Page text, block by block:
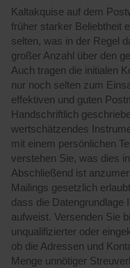
Kaltakquise auf dem
früher starker Beliebtheit
selten, was in der Regel
großer Anzahl über den
Auch tragen die initialen
nur noch selten zum
effektiven und guten
Handschriftlich
wertschätzendes
mit einem persönlichen
verstehen Sie, was dies
Abschließend ist
Mailings gesetzlich
dass die Datengrundlage
aufweist. Versenden Sie
unqualifizierter oder
ob die Adressen und
Menge unnötiger